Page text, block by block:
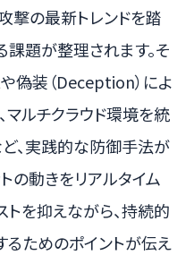
撃の最新トレンドを踏
課題が整理されます。そ
偽装（Deception）によ
ルチクラウド環境を統
、実践的な防御手法が
の動きをリアルタイム
を抑えながら、持続的
るためのポイントが伝え